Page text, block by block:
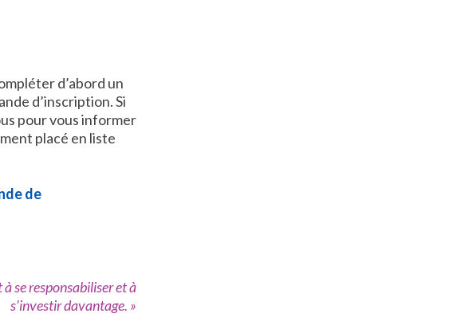
d’abord un
d’inscription. Si
pour vous informer
placé en liste
de
se responsabiliser et à
s’investir davantage. »